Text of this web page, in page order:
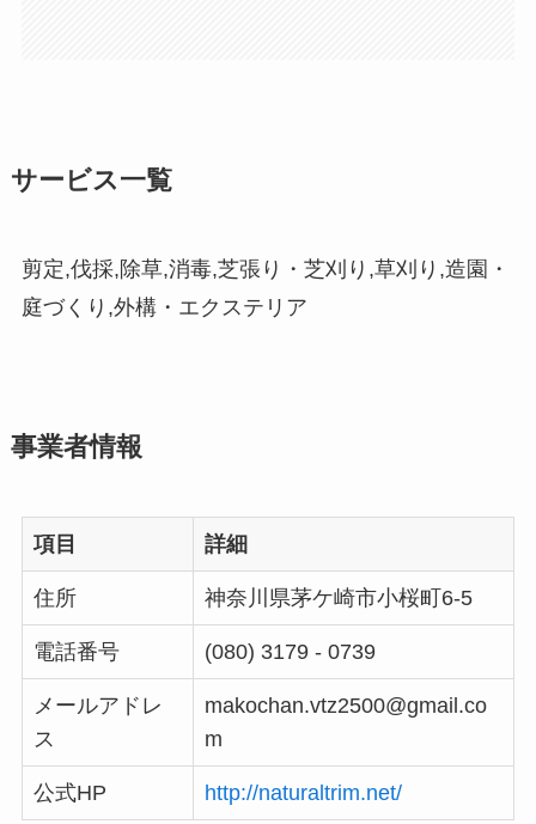
サービス一覧
剪定,伐採,除草,消毒,芝張り・芝刈り,草刈り,造園・
庭づくり,外構・エクステリア
事業者情報
項目 詳細
住所 神奈川県茅ケ崎市小桜町6-5
電話番号 (080) 3179 - 0739
メールアドレ
ス
makochan.vtz2500@gmail.co
m
公式HP http://naturaltrim.net/